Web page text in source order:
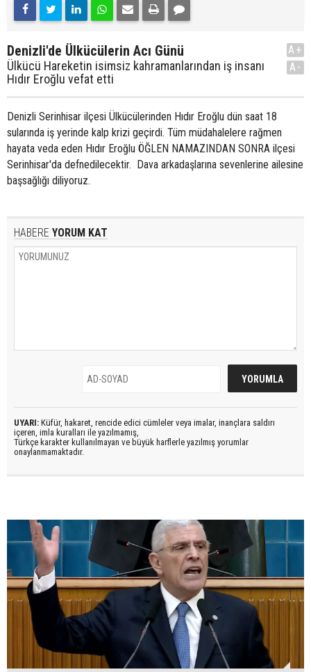
Denizli'de Ülkücülerin Acı Günü
Ülkücü Hareketin isimsiz kahramanlarından iş insanı
Hıdır Eroğlu vefat etti
A+
A-
Denizli Serinhisar ilçesi Ülkücülerinden Hıdır Eroğlu dün saat 18
sularında iş yerinde kalp krizi geçirdi. Tüm müdahalelere rağmen
hayata veda eden Hıdır Eroğlu ÖĞLEN NAMAZINDAN SONRA ilçesi
Serinhisar'da defnedilecektir. Dava arkadaşlarına sevenlerine ailesine
başsağlığı diliyoruz.
HABERE YORUM KAT
UYARI: Küfür, hakaret, rencide edici cümleler veya imalar, inançlara saldırı
içeren, imla kuralları ile yazılmamış,
Türkçe karakter kullanılmayan ve büyük harflerle yazılmış yorumlar
onaylanmamaktadır.